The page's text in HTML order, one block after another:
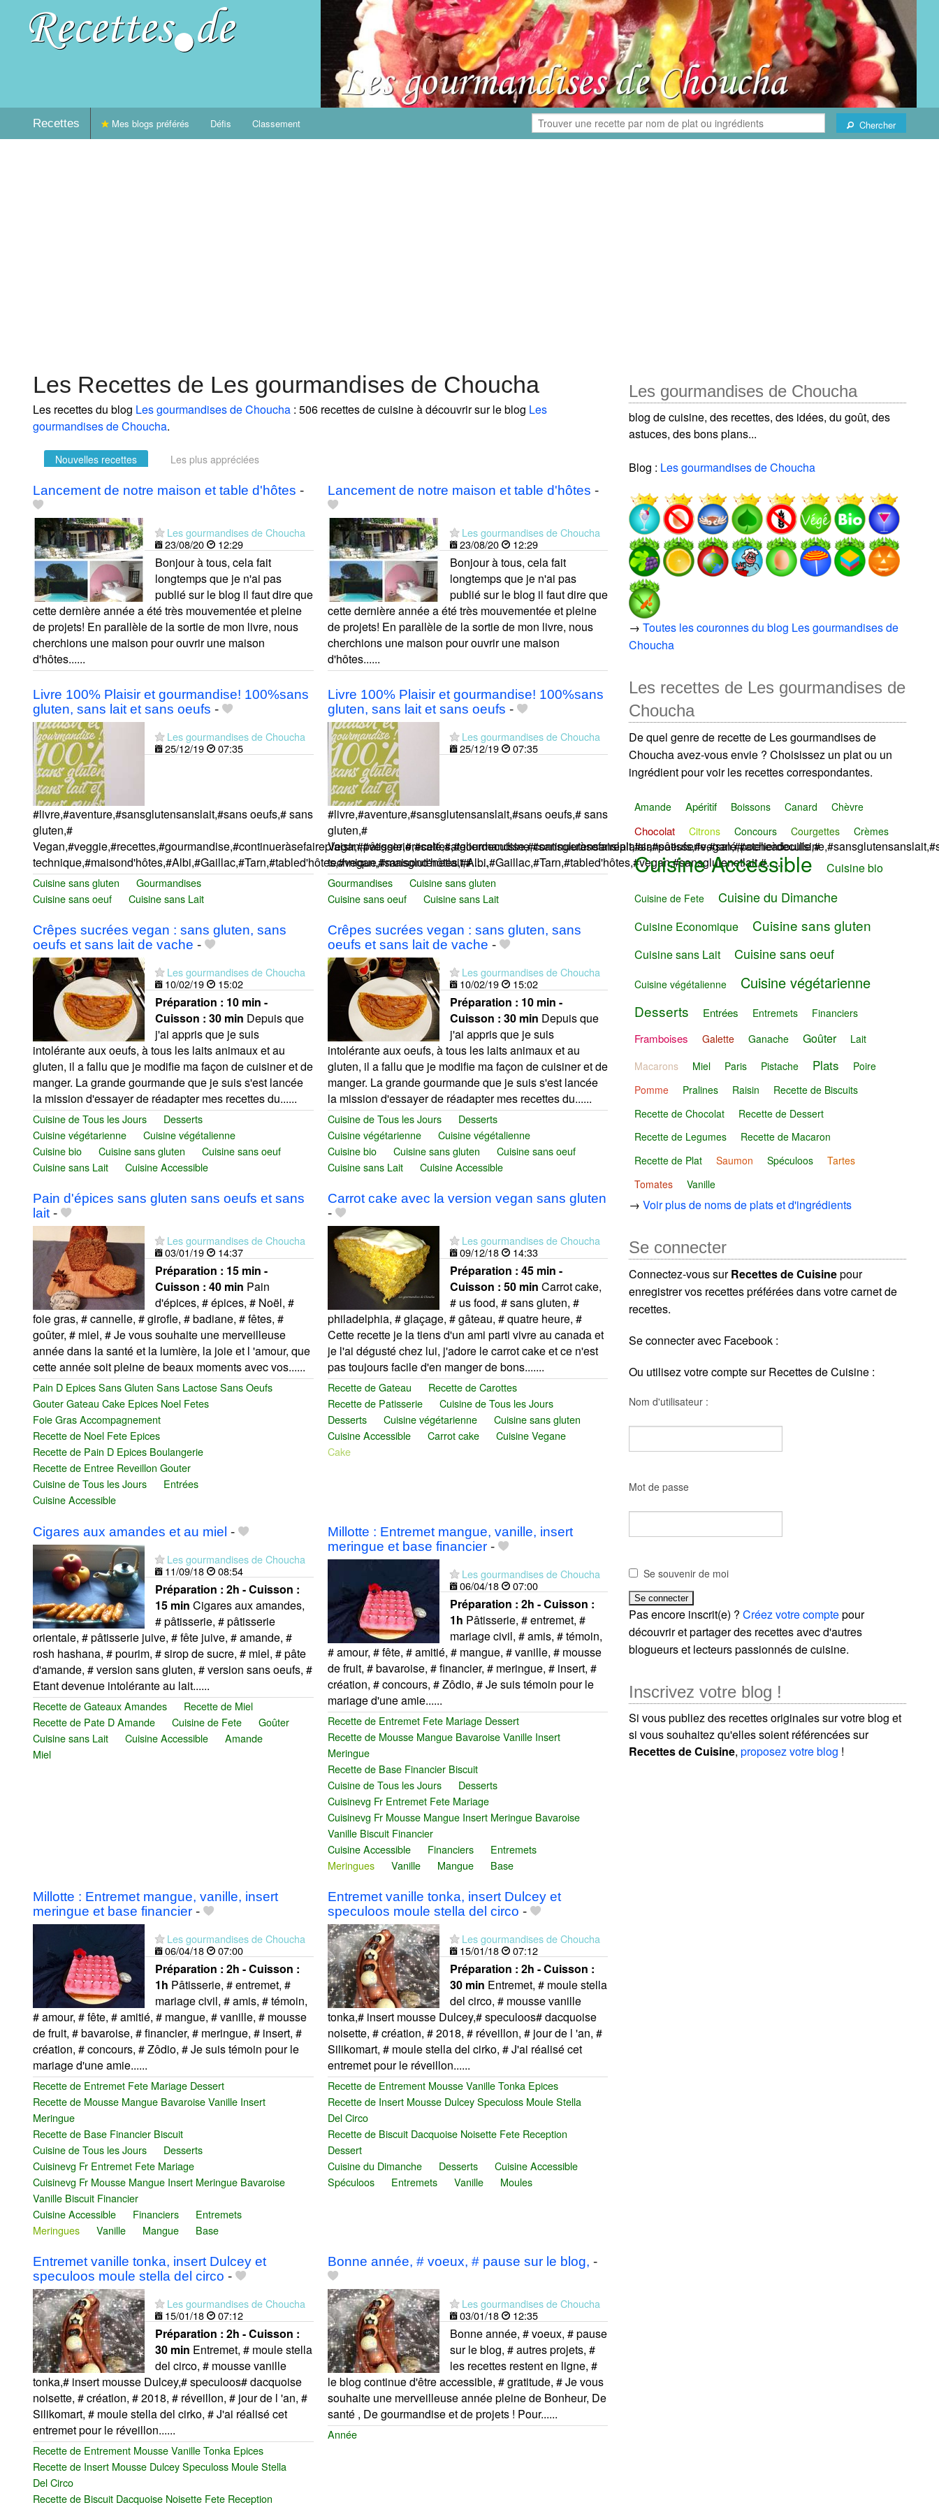
Recettes Chercher
Mes blogs préférés Défis Classement
Les Recettes de Les gourmandises de Choucha
Les recettes du blog Les gourmandises de Choucha : 506 recettes de cuisine à découvrir sur le blog Les
gourmandises de Choucha.
Nouvelles recettes Les plus appréciées
Lancement de notre maison et table d'hôtes -
Les gourmandises de Choucha
23/08/20
12:29
Bonjour à tous, cela fait
longtemps que je n'ai pas
publié sur le blog il faut dire que
cette dernière année a été très mouvementée et pleine
de projets! En parallèle de la sortie de mon livre, nous
cherchions une maison pour ouvrir une maison
d'hôtes......
Lancement de notre maison et table d'hôtes -
Les gourmandises de Choucha
23/08/20
12:29
Bonjour à tous, cela fait
longtemps que je n'ai pas
publié sur le blog il faut dire que
cette dernière année a été très mouvementée et pleine
de projets! En parallèle de la sortie de mon livre, nous
cherchions une maison pour ouvrir une maison
d'hôtes......
Livre 100% Plaisir et gourmandise! 100%sans
gluten, sans lait et sans oeufs -
Les gourmandises de Choucha
25/12/19
07:35
#livre,#aventure,#sansglutensanslait,#sans oeufs,# sans
gluten,#
Vegan,#veggie,#recettes,#gourmandise,#continueràsefaireplaisir,#pâtisserie,#salé,#atelierdecuisine,#sansglutensanslait,#sansoeufs,#vegan,#pocheàdouille,#
technique,#maisond'hôtes,#Albi,#Gaillac,#Tarn,#tabled'hôtes,#vegan,#sansglutenetlait,#......
Cuisine sans gluten
Gourmandises
Cuisine sans oeuf
Cuisine sans Lait
Livre 100% Plaisir et gourmandise! 100%sans
gluten, sans lait et sans oeufs -
Les gourmandises de Choucha
25/12/19
07:35
#livre,#aventure,#sansglutensanslait,#sans oeufs,# sans
gluten,#
technique,#maisond'hôtes,#Albi,#Gaillac,#Tarn,#tabled'hôtes,#vegan,#sansglutenetlait,#......
Gourmandises
Cuisine sans gluten
Cuisine sans oeuf
Cuisine sans Lait
Crêpes sucrées vegan : sans gluten, sans
oeufs et sans lait de vache -
Les gourmandises de Choucha
10/02/19
15:02
Préparation : 10 min -
Cuisson : 30 min Depuis que
j'ai appris que je suis
intolérante aux oeufs, à tous les laits animaux et au
gluten, il a fallu que je modifie ma façon de cuisiner et de
manger. La grande gourmande que je suis s'est lancée
la mission d'essayer de réadapter mes recettes du......
Cuisine de Tous les Jours
Desserts
Cuisine végétarienne
Cuisine végétalienne
Cuisine bio
Cuisine sans gluten
Cuisine sans oeuf
Cuisine sans Lait
Cuisine Accessible
Crêpes sucrées vegan : sans gluten, sans
oeufs et sans lait de vache -
Les gourmandises de Choucha
10/02/19
15:02
Préparation : 10 min -
Cuisson : 30 min Depuis que
j'ai appris que je suis
intolérante aux oeufs, à tous les laits animaux et au
gluten, il a fallu que je modifie ma façon de cuisiner et de
manger. La grande gourmande que je suis s'est lancée
la mission d'essayer de réadapter mes recettes du......
Cuisine de Tous les Jours
Desserts
Cuisine végétarienne
Cuisine végétalienne
Cuisine bio
Cuisine sans gluten
Cuisine sans oeuf
Cuisine sans Lait
Cuisine Accessible
Pain d'épices sans gluten sans oeufs et sans
lait-
Les gourmandises de Choucha
03/01/19
14:37
Préparation : 15 min -
Cuisson : 40 min Pain
d'épices, # épices, # Noël, #
foie gras, # cannelle, # girofle, # badiane, # fêtes, #
goûter, # miel, # Je vous souhaite une merveilleuse
année dans la santé et la lumière, la joie et l 'amour, que
cette année soit pleine de beaux moments avec vos......
Pain D Epices Sans Gluten Sans Lactose Sans Oeufs
Gouter Gateau Cake Epices Noel Fetes
Foie Gras Accompagnement
Recette de Noel Fete Epices
Recette de Pain D Epices Boulangerie
Recette de Entree Reveillon Gouter
Cuisine de Tous les Jours
Entrées
Cuisine Accessible
Carrot cake avec la version vegan sans gluten
-
Les gourmandises de Choucha
09/12/18
14:33
Préparation : 45 min -
Cuisson : 50 min Carrot cake,
# us food, # sans gluten, #
philadelphia, # glaçage, # gâteau, # quatre heure, #
Cette recette je la tiens d'un ami parti vivre au canada et
je l'ai dégusté chez lui, j'adore le carrot cake et ce n'est
pas toujours facile d'en manger de bons.......
Recette de Gateau
Recette de Carottes
Recette de Patisserie
Cuisine de Tous les Jours
Desserts
Cuisine végétarienne
Cuisine sans gluten
Cuisine Accessible
Carrot cake
Cuisine Vegane
Cake
Cigares aux amandes et au miel -
Les gourmandises de Choucha
11/09/18
08:54
Préparation : 2h - Cuisson :
15 min Cigares aux amandes,
# pâtisserie, # pâtisserie
orientale, # pâtisserie juive, # fête juive, # amande, #
rosh hashana, # pourim, # sirop de sucre, # miel, # pâte
d'amande, # version sans gluten, # version sans oeufs, #
Etant devenue intolérante au lait......
Recette de Gateaux Amandes
Recette de Miel
Recette de Pate D Amande
Cuisine de Fete
Goûter
Cuisine sans Lait
Cuisine Accessible
Amande
Miel
Millotte : Entremet mangue, vanille, insert
meringue et base financier-
Les gourmandises de Choucha
06/04/18
07:00
Préparation : 2h - Cuisson :
1h Pâtisserie, # entremet, #
mariage civil, # amis, # témoin,
# amour, # fête, # amitié, # mangue, # vanille, # mousse
de fruit, # bavaroise, # financier, # meringue, # insert, #
création, # concours, # Zôdio, # Je suis témoin pour le
mariage d'une amie......
Recette de Entremet Fete Mariage Dessert
Recette de Mousse Mangue Bavaroise Vanille Insert
Meringue
Recette de Base Financier Biscuit
Cuisine de Tous les Jours
Desserts
Cuisinevg Fr Entremet Fete Mariage
Cuisinevg Fr Mousse Mangue Insert Meringue Bavaroise
Vanille Biscuit Financier
Cuisine Accessible
Financiers
Entremets
Meringues
Vanille Mangue Base
Millotte : Entremet mangue, vanille, insert
meringue et base financier -
Les gourmandises de Choucha
06/04/18
07:00
Préparation : 2h - Cuisson :
1h Pâtisserie, # entremet, #
mariage civil, # amis, # témoin,
# amour, # fête, # amitié, # mangue, # vanille, # mousse
de fruit, # bavaroise, # financier, # meringue, # insert, #
création, # concours, # Zôdio, # Je suis témoin pour le
mariage d'une amie......
Recette de Entremet Fete Mariage Dessert
Recette de Mousse Mangue Bavaroise Vanille Insert
Meringue
Recette de Base Financier Biscuit
Cuisine de Tous les Jours
Desserts
Cuisinevg Fr Entremet Fete Mariage
Cuisinevg Fr Mousse Mangue Insert Meringue Bavaroise
Vanille Biscuit Financier
Cuisine Accessible
Financiers
Entremets
Meringues
Vanille Mangue Base
Entremet vanille tonka, insert Dulcey et
speculoos moule stella del circo -
Les gourmandises de Choucha
15/01/18
07:12
Préparation : 2h - Cuisson :
30 min Entremet, # moule stella
del circo, # mousse vanille
tonka,# insert mousse Dulcey,# speculoos# dacquoise
noisette, # création, # 2018, # réveillon, # jour de l 'an, #
Silikomart, # moule stella del cirko, # J'ai réalisé cet
entremet pour le réveillon......
Recette de Entrement Mousse Vanille Tonka Epices
Recette de Insert Mousse Dulcey Speculoss Moule Stella
Del Circo
Recette de Biscuit Dacquoise Noisette Fete Reception
Dessert
Cuisine du Dimanche
Desserts
Cuisine Accessible
Spéculoos
Entremets Vanille Moules
Entremet vanille tonka, insert Dulcey et
speculoos moule stella del circo -
Les gourmandises de Choucha
15/01/18
07:12
Préparation : 2h - Cuisson :
30 min Entremet, # moule stella
del circo, # mousse vanille
tonka,# insert mousse Dulcey,# speculoos# dacquoise
noisette, # création, # 2018, # réveillon, # jour de l 'an, #
Silikomart, # moule stella del cirko, # J'ai réalisé cet
entremet pour le réveillon......
Recette de Entrement Mousse Vanille Tonka Epices
Recette de Insert Mousse Dulcey Speculoss Moule Stella
Del Circo
Recette de Biscuit Dacquoise Noisette Fete Reception
Bonne année, # voeux, # pause sur le blog, -
Les gourmandises de Choucha
03/01/18
12:35
Bonne année, # voeux, # pause
sur le blog, # autres projets, #
les recettes restent en ligne, #
le blog continue d'être accessible, # gratitude, # Je vous
souhaite une merveilleuse année pleine de Bonheur, De
santé , De gourmandise et de projets ! Pour......
Année
Les gourmandises de Choucha
blog de cuisine, des recettes, des idées, du goût, des
astuces, des bons plans...
Blog : Les gourmandises de Choucha
→Toutes les couronnes du blog Les gourmandises de
Choucha
Les recettes de Les gourmandises de
Choucha
De quel genre de recette de Les gourmandises de
Choucha avez-vous envie ? Choisissez un plat ou un
ingrédient pour voir les recettes correspondantes.
Amande Apéritif Boissons Canard Chèvre
Chocolat Citrons Concours Courgettes Crèmes
Cuisine Accessible Cuisine bio
Cuisine de Fete Cuisine du Dimanche
Cuisine Economique Cuisine sans gluten
Cuisine sans Lait Cuisine sans oeuf
Cuisine végétalienne Cuisine végétarienne
Desserts Entrées Entremets Financiers
Framboises Galette Ganache Goûter
Lait
Macarons
Miel Paris Pistache Plats
Poire
Pomme
Pralines Raisin
Recette de Biscuits
Recette de Chocolat
Recette de Dessert
Recette de Legumes
Recette de Macaron
Recette de Plat
Saumon Spéculoos
Tartes
Tomates
Vanille
→Voir plus de noms de plats et d'ingrédients
Se connecter
Connectez-vous surRecettes de Cuisinepour
enregistrer vos recettes préférées dans votre carnet de
recettes.
Se connecter avec Facebook :
Ou utilisez votre compte sur Recettes de Cuisine :
Nom d'utilisateur :
Mot de passe
Se souvenir de moi
Pas encore inscrit(e) ?Créez votre comptepour
découvrir et partager des recettes avec d'autres
blogueurs et lecteurs passionnés de cuisine.
Inscrivez votre blog !
Si vous publiez des recettes originales sur votre blog et
si vous souhaitez qu'elles soient référencées sur
Recettes de Cuisine,proposez votre blog !